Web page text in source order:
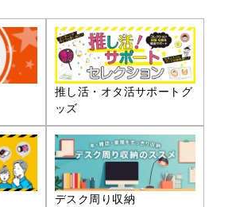
推し活・オタ活サポートグ
ッズ
デスク周り収納